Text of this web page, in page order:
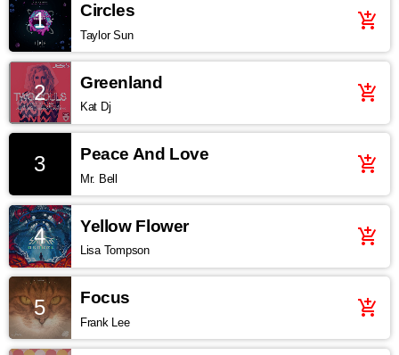
1 Circles
Taylor Sun
add_shopping_cart
2 Greenland
Kat Dj
add_shopping_cart
3 Peace And Love
Mr. Bell
add_shopping_cart
4 Yellow Flower
Lisa Tompson
add_shopping_cart
5 Focus
Frank Lee
add_shopping_cart